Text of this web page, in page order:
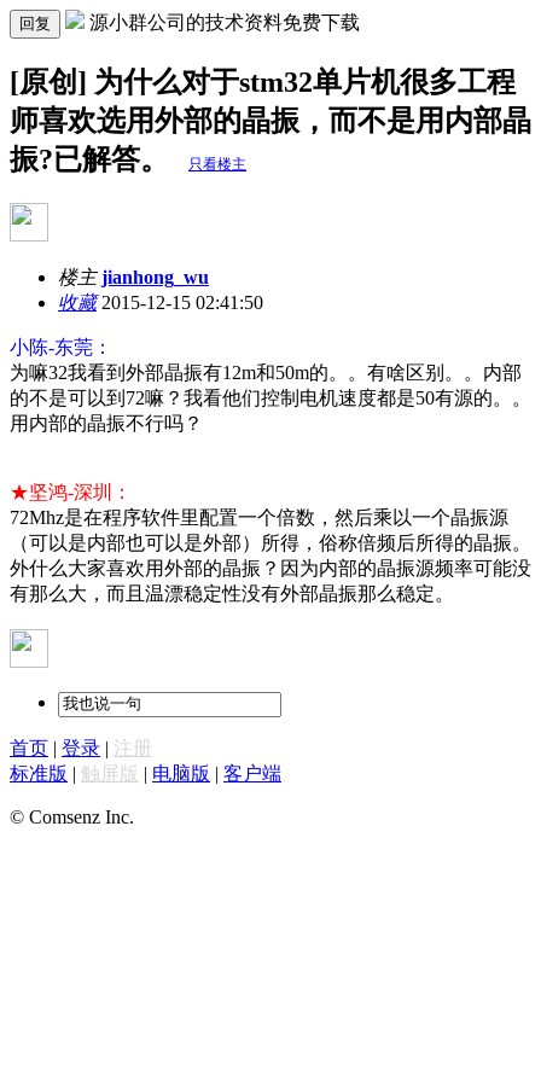
回复 源小群公司的技术资料免费下载
[原创] 为什么对于stm32单片机很多工程
师喜欢选用外部的晶振，而不是用内部晶
振?已解答。
只看楼主
楼主 jianhong_wu
收藏2015-12-15 02:41:50
小陈-东莞：
为嘛32我看到外部晶振有12m和50m的。。有啥区别。。内部
的不是可以到72嘛？我看他们控制电机速度都是50有源的。。
用内部的晶振不行吗？
★坚鸿-深圳：
72Mhz是在程序软件里配置一个倍数，然后乘以一个晶振源
（可以是内部也可以是外部）所得，俗称倍频后所得的晶振。
外什么大家喜欢用外部的晶振？因为内部的晶振源频率可能没
有那么大，而且温漂稳定性没有外部晶振那么稳定。
首页 | 登录 | 注册
标准版 | 触屏版 | 电脑版 | 客户端
© Comsenz Inc.